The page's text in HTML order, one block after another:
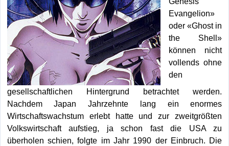
Evangelion»
oder «Ghost in
the Shell»
können nicht
vollends ohne
den
gesellschaftlichen Hintergrund betrachtet werden.
Nachdem Japan Jahrzehnte lang ein enormes
Wirtschaftswachstum erlebt hatte und zur zweitgrößten
Volkswirtschaft aufstieg, ja schon fast die USA zu
überholen schien, folgte im Jahr 1990 der Einbruch. Die